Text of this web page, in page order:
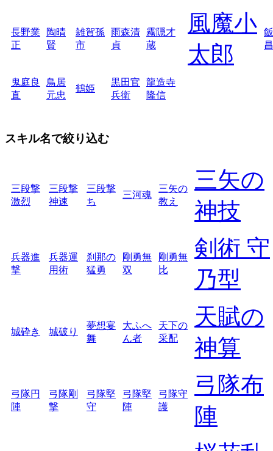
長野業
正
陶晴
賢
雑賀孫
市
雨森清
貞
霧隠才
蔵
風魔小
太郎
昌
鬼庭良
直
鳥居
元忠
鶴姫
黒田官
兵衛
龍造寺
隆信
スキル名で絞り込む
三段撃
激烈
三段撃
神速
三段撃
ち
三河魂
三矢の
教え
三矢の
神技
兵器進
撃
兵器運
用術
刹那の
猛勇
剛勇無
双
剛勇無
比
剣術 守
乃型
城砕き 城破り
夢想宴
舞
大ふへ
ん者
天下の
采配
天賦の
神算
弓隊円
陣
弓隊剛
撃
弓隊堅
守
弓隊堅
陣
弓隊守
護
弓隊布
陣